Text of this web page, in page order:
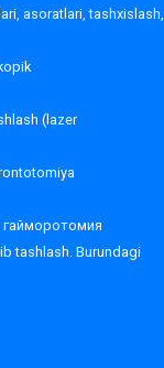
asoratlari, tashxislash,
(lazer
tashlash. Burundagi